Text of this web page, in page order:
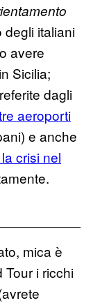
degli italiani
avere
Sicilia;
dagli
aeroporti
e anche
crisi nel
mica è
i ricchi